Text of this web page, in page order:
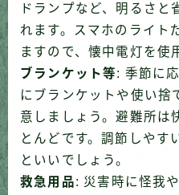
ドランプなど、明るさと
れます。
スマホのライト
ますので、懐中電灯を使
ブランケット等: 季節に
にブランケットや使い捨
意しましょう。避難所は
とんどです。調節しやす
といいでしょう。
救急用品: 災害時に怪我